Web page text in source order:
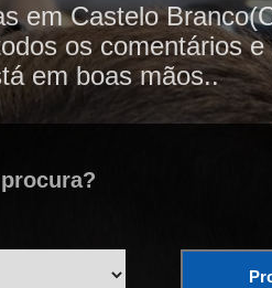
em Castelo
os comentários
em boas mãos..